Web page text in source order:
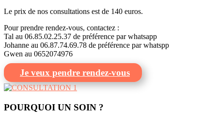
Le prix de nos consultations est de 140 euros.
Pour prendre rendez-vous, contactez :
Tal au 06.85.02.25.37 de préférence par whatsapp
Johanne au 06.87.74.69.78 de préférence par whatspp
Gwen au 0652074976
Je veux pendre rendez-vous
POURQUOI UN SOIN ?